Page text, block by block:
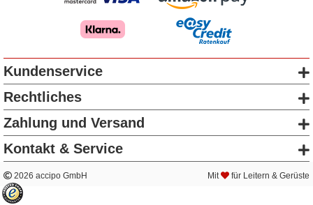
Kundenservice
Rechtliches
Zahlung und Versand
Kontakt & Service
2026 accipo GmbH Mit für Leitern & Gerüste